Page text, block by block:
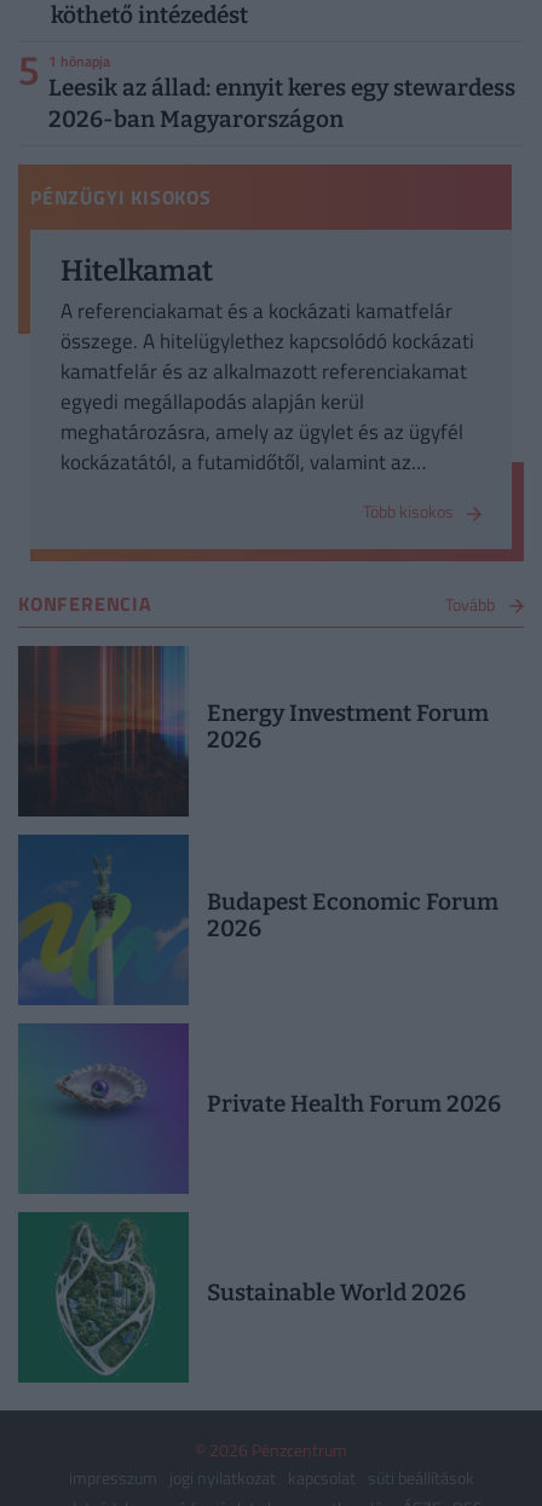
köthető intézedést
5 1 hónapja
Leesik az állad: ennyit keres egy stewardess
2026-ban Magyarországon
PÉNZÜGYI KISOKOS
Hitelkamat
A referenciakamat és a kockázati kamatfelár
összege. A hitelügylethez kapcsolódó kockázati
kamatfelár és az alkalmazott referenciakamat
egyedi megállapodás alapján kerül
meghatározásra, amely az ügylet és az ügyfél
kockázatától, a futamidőtől, valamint az
Több kisokos
KONFERENCIA Tovább
Energy Investment Forum
2026
Budapest Economic Forum
2026
Private Health Forum 2026
Sustainable World 2026
© 2026 Pénzcentrum
impresszum
jogi nyilatkozat kapcsolat
süti beállítások